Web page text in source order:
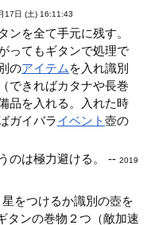
17日 (土) 16:11:43
ンを全て手元に残す。
ってもギタンで処理で
のアイテム を入れ識別
できればカタナや長巻
品を入れる。入れた時
ガイバライベント壺の
のは極力避ける。 --2019
をつけるか識別の壺を
タンの巻物２つ（敵加速